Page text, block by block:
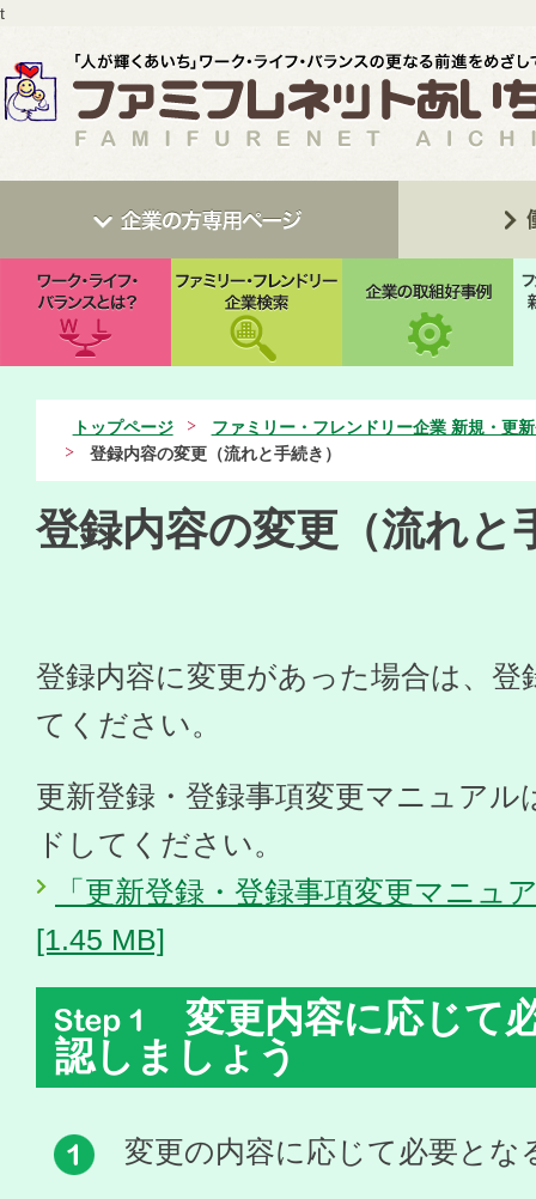
t
トップページ
ファミリー・フレンドリー企業 新規・更
登録内容の変更（流れと手続き）
登録内容の変更（流れと
登録内容に変更があった場合は、登
てください。
更新登録・登録事項変更マニュア
ドしてください。
「更新登録・登録事項変更マニュ
[1.45 MB]
変更内容に応じて
認しましょう
変更の内容に応じて必要とな